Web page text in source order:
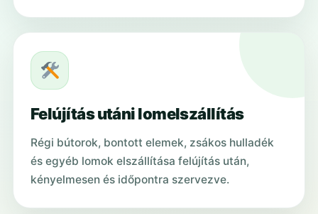
Felújítás utáni lomelszállítás
Régi bútorok, bontott elemek, zsákos hulladék
és egyéb lomok elszállítása felújítás után,
kényelmesen és időpontra szervezve.